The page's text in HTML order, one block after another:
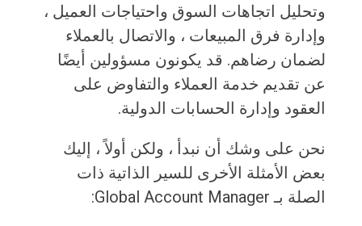
وتحليل اتجاهات السوق واحتياجات العميل ،
وإدارة فرق المبيعات ، والاتصال بالعملاء
لضمان رضاهم. قد يكونون مسؤولين أيضًا
عن تقديم خدمة العملاء والتفاوض على
العقود وإدارة الحسابات الدولية.
نحن على وشك أن نبدأ ، ولكن أولاً ، إليك
بعض الأمثلة الأخرى للسير الذاتية ذات
الصلة بـ Global Account Manager: